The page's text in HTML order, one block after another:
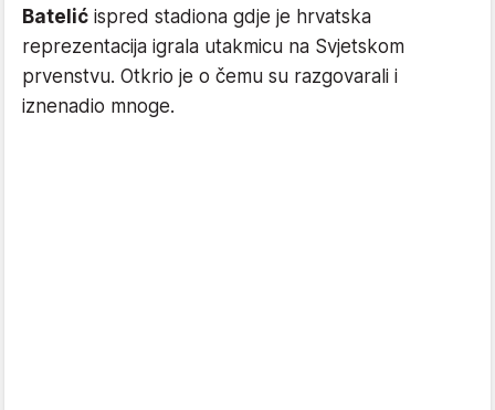
Batelić ispred stadiona gdje je hrvatska
reprezentacija igrala utakmicu na Svjetskom
prvenstvu. Otkrio je o čemu su razgovarali i
iznenadio mnoge.